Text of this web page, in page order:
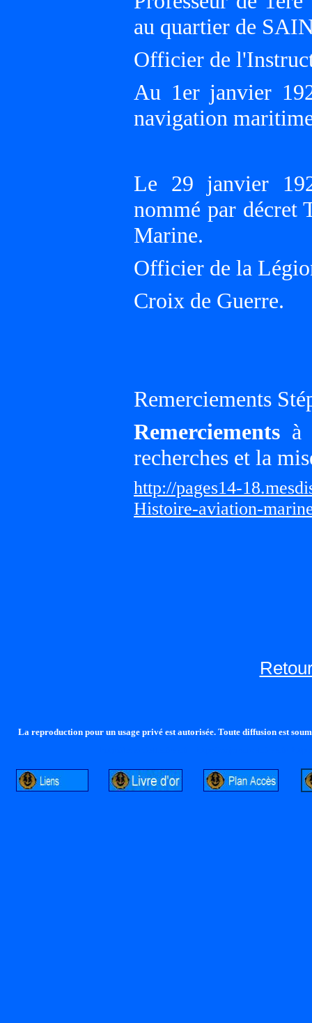
au quartier de
Officier de
Au 1er janvier
navigation
Le 29 janvier
nommé par décret
Marine.
Officier de la
Croix de Guerre.
Remerciements
Remerciements à
recherches et la
http://pages14-
Histoire-aviation-
La reproduction pour un usage privé est autorisée. Toute diffusion est